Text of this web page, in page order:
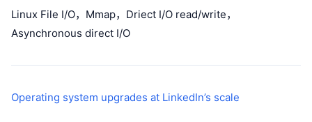
Linux File I/O，Mmap，Driect I/O read/write，
Asynchronous direct I/O
Operating system upgrades at LinkedIn’s scale